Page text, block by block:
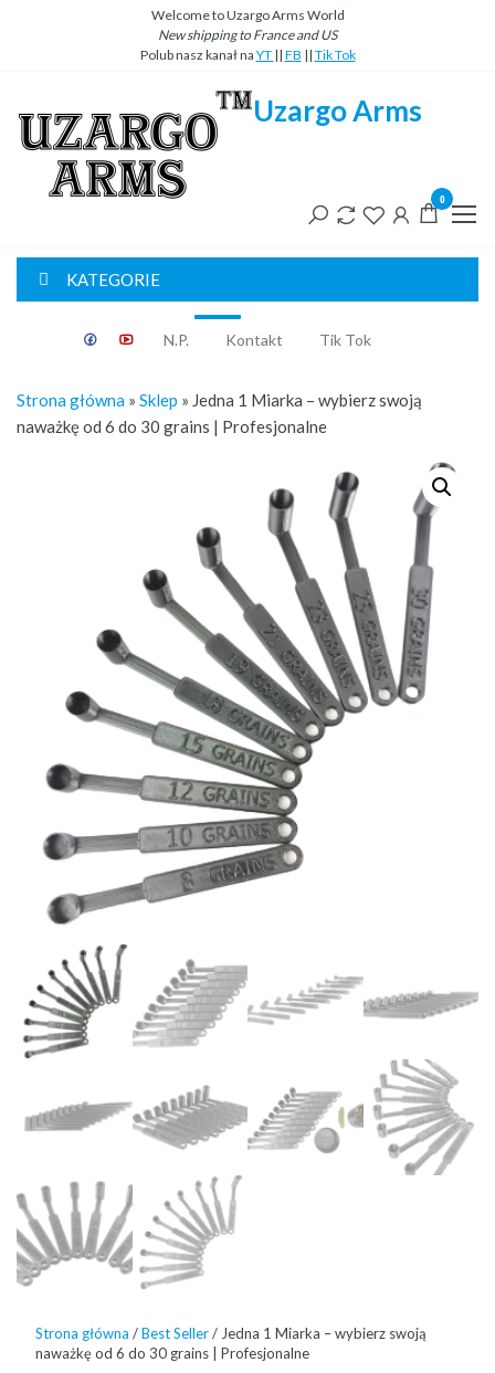
Welcome to Uzargo Arms World
Newshipping to France and US
Polub nasz kanał na YT || FB || Tik Tok
Uzargo Arms
0
KATEGORIE
N.P.
Classic
Kontakt Tik Tok
Strona główna » Sklep » Jedna 1 Miarka – wybierz swoją
naważkę od 6 do 30 grains | Profesjonalne
Strona główna /Best Seller/ Jedna 1 Miarka – wybierz swoją
naważkę od 6 do 30 grains | Profesjonalne